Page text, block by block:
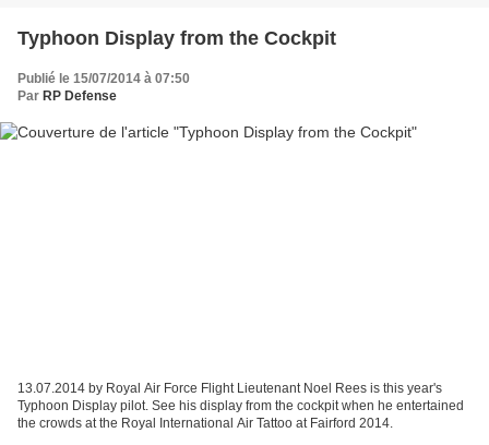
Typhoon Display from the Cockpit
Publié le 15/07/2014 à 07:50
Par RP Defense
13.07.2014 by Royal Air Force Flight Lieutenant Noel Rees is this year's
Typhoon Display pilot. See his display from the cockpit when he entertained
the crowds at the Royal International Air Tattoo at Fairford 2014.